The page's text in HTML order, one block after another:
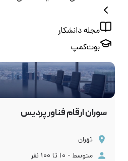
مجله دانشکار
بوت‌کمپ
سوران ارقام فناور پردیس
تهران
متوسط - ۱۰ تا ۱۰۰ نفر